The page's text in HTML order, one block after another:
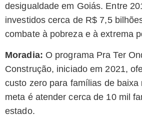
desigualdade em Goiás. Entre
investidos cerca de R$ 7,5
combate à pobreza e à extrema
Moradia: O programa Pra Ter
Construção, iniciado em 2021,
custo zero para famílias de baixa
meta é atender cerca de 10 mil
estado.